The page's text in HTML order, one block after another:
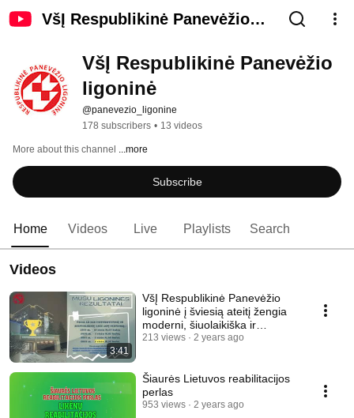
VšĮ Respublikinė Panevėžio
VšĮ Respublikinė Panevėžio
ligoninė
@panevezio_ligonine
178 subscribers • 13 videos
More about this channel ...more
Subscribe
Home Videos Live Playlists Search
Videos
3:41
VšĮ Respublikinė Panevėžio
ligoninė į šviesią ateitį žengia
moderni, šiuolaikiška ir
sustiprėjusi
213 views 2 years ago
Šiaurės Lietuvos reabilitacijos
perlas
953 views 2 years ago